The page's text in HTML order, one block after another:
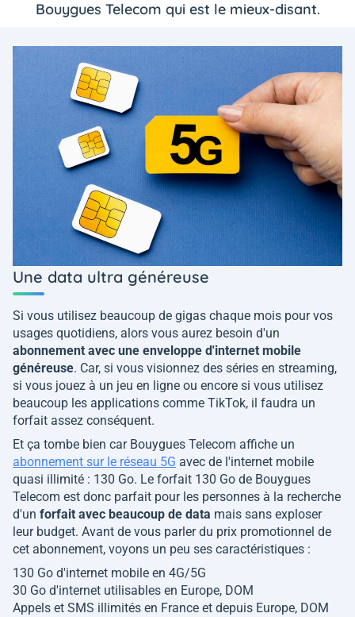
Bouygues Telecom qui est le mieux-disant.
Une data ultra généreuse
Si vous utilisez beaucoup de gigas chaque mois pour vos
usages quotidiens, alors vous aurez besoin d'un
abonnement avec une enveloppe d'internet mobile
généreuse. Car, si vous visionnez des séries en streaming,
si vous jouez à un jeu en ligne ou encore si vous utilisez
beaucoup les applications comme TikTok, il faudra un
forfait assez conséquent.
Et ça tombe bien car Bouygues Telecom affiche un
abonnement sur le réseau 5G avec de l'internet mobile
quasi illimité : 130 Go. Le forfait 130 Go de Bouygues
Telecom est donc parfait pour les personnes à la recherche
d'un forfait avec beaucoup de data mais sans exploser
leur budget. Avant de vous parler du prix promotionnel de
cet abonnement, voyons un peu ses caractéristiques :
130 Go d'internet mobile en 4G/5G
30 Go d'internet utilisables en Europe, DOM
Appels et SMS illimités en France et depuis Europe, DOM